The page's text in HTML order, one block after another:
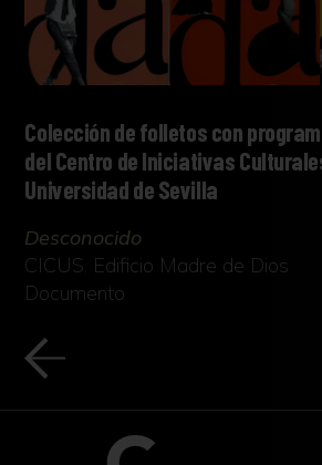
Colección de folletos con
del Centro de Iniciativas
Universidad de Sevilla
Desconocido
CICUS. Edificio Madre de Dios
Documento